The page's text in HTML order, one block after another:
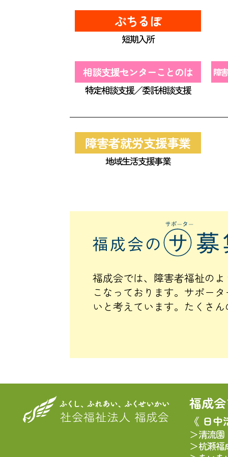
ぷちるぽ
短期入所
相談支援センターことのは
特定相談支援／委託相談支援
障
障害者就労支援事業
地域生活支援事業
福成会では、障害者福祉の
こなっております。サポー
いと考えています。たくさ
福成
《 日
清流園
杭瀬福